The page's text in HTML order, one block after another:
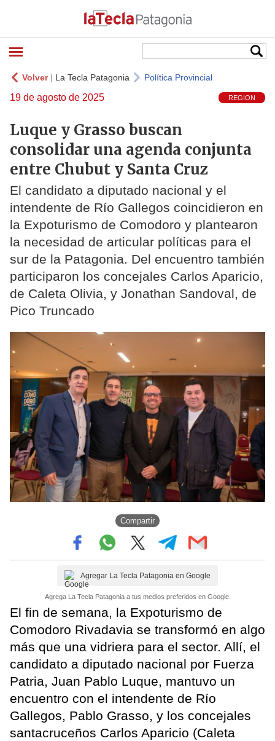
Volver| La Tecla Patagonia Política Provincial
19 de agosto de 2025 REGION
Luque y Grasso buscan
consolidar una agenda conjunta
entre Chubut y Santa Cruz
El candidato a diputado nacional y el
intendente de Río Gallegos coincidieron en
la Expoturismo de Comodoro y plantearon
la necesidad de articular políticas para el
sur de la Patagonia. Del encuentro también
participaron los concejales Carlos Aparicio,
de Caleta Olivia, y Jonathan Sandoval, de
Pico Truncado
Compartir
Agregar La Tecla Patagonia en Google
Agrega La Tecla Patagonia a tus medios preferidos en Google.
El fin de semana, la Expoturismo de
Comodoro Rivadavia se transformó en algo
más que una vidriera para el sector. Allí, el
candidato a diputado nacional por Fuerza
Patria, Juan Pablo Luque, mantuvo un
encuentro con el intendente de Río
Gallegos, Pablo Grasso, y los concejales
santacruceños Carlos Aparicio (Caleta